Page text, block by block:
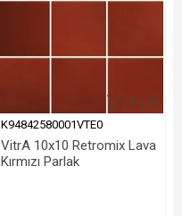
K94842580001VTE0
VitrA 10x10 Retromix Lava
Kırmızı Parlak